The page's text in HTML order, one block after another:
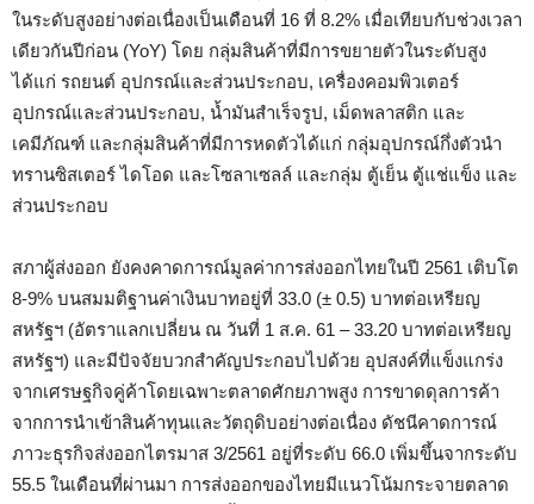
ในระดับสูงอย่างต่อเนื่องเป็นเดือนที่ 16 ที่ 8.2% เมื่อเทียบกับช่วงเวลา
เดียวกันปีก่อน (YoY) โดย กลุ่มสินค้าที่มีการขยายตัวในระดับสูง
ได้แก่ รถยนต์ อุปกรณ์และส่วนประกอบ, เครื่องคอมพิวเตอร์
อุปกรณ์และส่วนประกอบ, น้ำมันสำเร็จรูป, เม็ดพลาสติก และ
เคมีภัณฑ์ และกลุ่มสินค้าที่มีการหดตัวได้แก่ กลุ่มอุปกรณ์กึ่งตัวนำ
ทรานซิสเตอร์ ไดโอด และโซลาเซลล์ และกลุ่ม ตู้เย็น ตู้แช่แข็ง และ
ส่วนประกอบ
สภาผู้ส่งออก ยังคงคาดการณ์มูลค่าการส่งออกไทยในปี 2561 เติบโต
8-9% บนสมมติฐานค่าเงินบาทอยู่ที่ 33.0 (± 0.5) บาทต่อเหรียญ
สหรัฐฯ (อัตราแลกเปลี่ยน ณ วันที่ 1 ส.ค. 61 – 33.20 บาทต่อเหรียญ
สหรัฐฯ) และมีปัจจัยบวกสำคัญประกอบไปด้วย อุปสงค์ที่แข็งแกร่ง
จากเศรษฐกิจคู่ค้าโดยเฉพาะตลาดศักยภาพสูง การขาดดุลการค้า
จากการนำเข้าสินค้าทุนและวัตถุดิบอย่างต่อเนื่อง ดัชนีคาดการณ์
ภาวะธุรกิจส่งออกไตรมาส 3/2561 อยู่ที่ระดับ 66.0 เพิ่มขึ้นจากระดับ
55.5 ในเดือนที่ผ่านมา การส่งออกของไทยมีแนวโน้มกระจายตลาด